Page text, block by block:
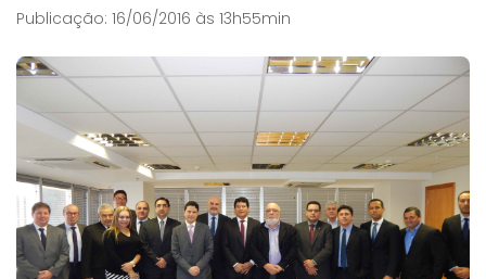
busca
Publicação: 16/06/2016 às 13h55min